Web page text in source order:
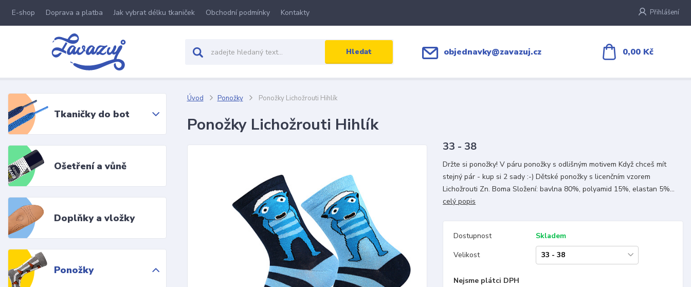
E-shop Doprava a platba Jak vybrat délku tkaniček Obchodní podmínky Kontakty Přihlášení
Hledat objednavky@zavazuj.cz 0,00 Kč
Tkaničky do bot
Ošetření a vůně
Doplňky a vložky
Ponožky
Úvod Ponožky Ponožky Lichožrouti Hihlík
Ponožky Lichožrouti Hihlík
33 - 38
Držte si ponožky! V páru ponožky s odlišným motivem Když chceš mít
stejný pár - kup si 2 sady :-) Dětské ponožky s licenčním vzorem
Lichožrouti Zn. Boma Složení: bavlna 80%, polyamid 15%, elastan 5%...
celý popis
Dostupnost
Skladem
Velikost
Nejsme plátci DPH